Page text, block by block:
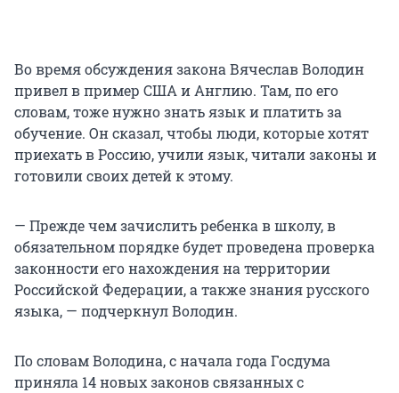
Во время обсуждения закона Вячеслав Володин
привел в пример США и Англию. Там, по его
словам, тоже нужно знать язык и платить за
обучение. Он сказал, чтобы люди, которые хотят
приехать в Россию, учили язык, читали законы и
готовили своих детей к этому.
— Прежде чем зачислить ребенка в школу, в
обязательном порядке будет проведена проверка
законности его нахождения на территории
Российской Федерации, а также знания русского
языка, — подчеркнул Володин.
По словам Володина, с начала года Госдума
приняла 14 новых законов связанных с